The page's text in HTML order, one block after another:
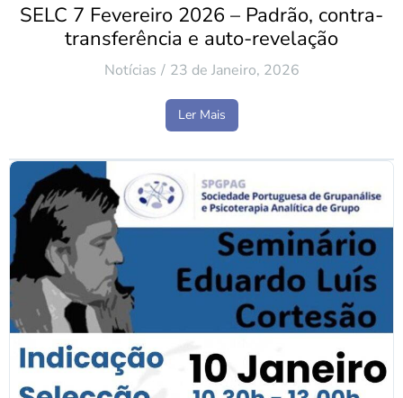
SELC 7 Fevereiro 2026 – Padrão, contra-
transferência e auto-revelação
Notícias 23 de Janeiro, 2026
Ler Mais